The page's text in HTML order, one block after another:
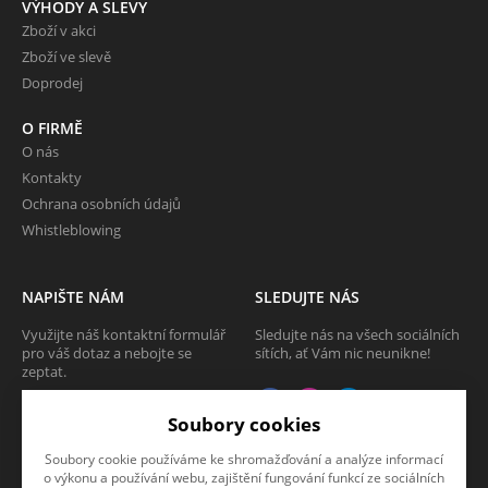
VÝHODY A SLEVY
Zboží v akci
Zboží ve slevě
Doprodej
O FIRMĚ
O nás
Kontakty
Ochrana osobních údajů
Whistleblowing
NAPIŠTE NÁM
Využijte náš kontaktní formulář
pro váš dotaz a nebojte se
zeptat.
SLEDUJTE NÁS
Sledujte nás na všech sociálních
sítích, ať Vám nic neunikne!
Soubory cookies
Soubory cookie používáme ke shromažďování a analýze informací
o výkonu a používání webu, zajištění fungování funkcí ze sociálních